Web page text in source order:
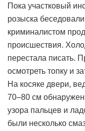
Пока участковый
розыска
криминалистом
происшествия.
перестала писать.
осмотреть топку и
На косяке двери,
70–80 см
узора пальцев и
были несколько